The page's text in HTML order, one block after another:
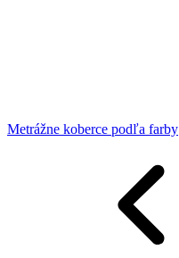
Metrážne koberce podľa farby